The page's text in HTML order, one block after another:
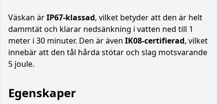
Väskan ärIP67-klassad, vilket betyder att den är helt
dammtät och klarar nedsänkning i vatten ned till 1
meter i 30 minuter. Den är även IK08-certifierad, vilket
innebär att den tål hårda stötar och slag motsvarande
5 joule.
Egenskaper